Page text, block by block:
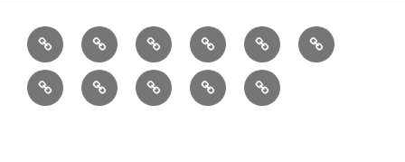
ホ
ー
ム
バ
ン
ガ
ー
＜
改
訂
版
＜
改
訂
版
膨
大
す
る
健
康、
1
年
三
井
プ
ロ
お
問
注
意